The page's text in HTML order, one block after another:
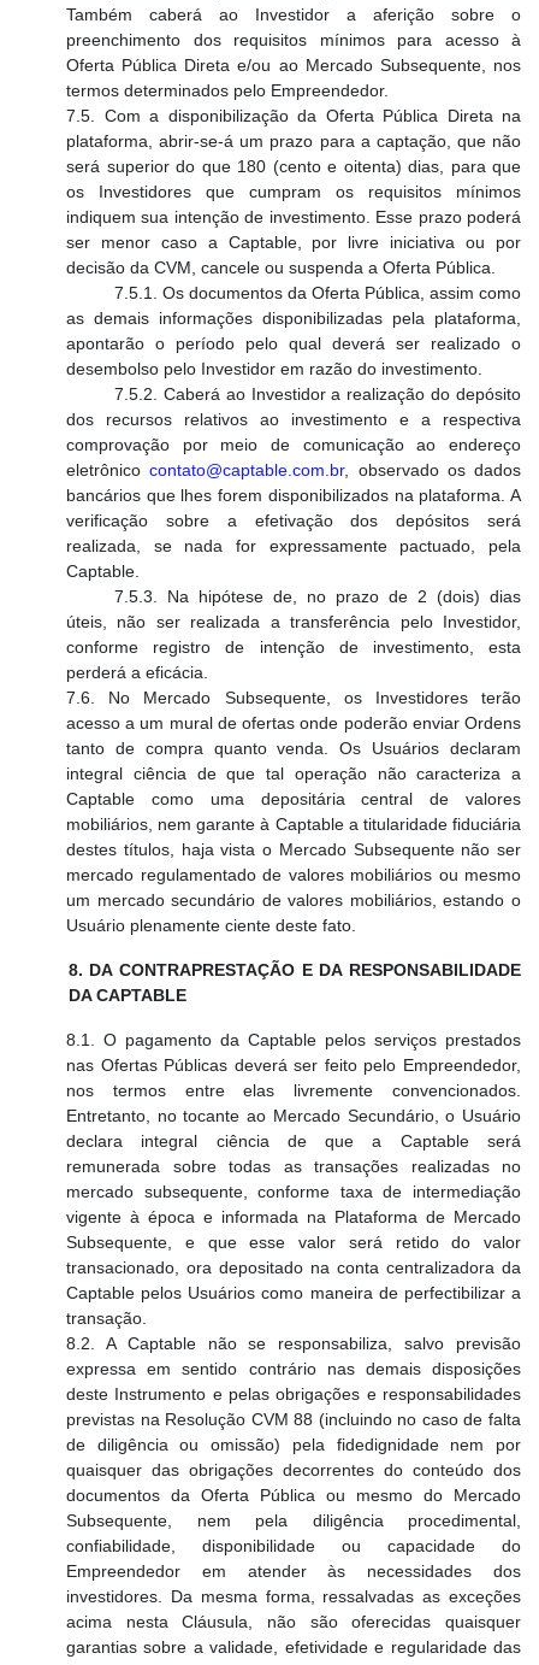
Também caberá ao Investidor a aferição sobre o
preenchimento dos requisitos mínimos para acesso à
Oferta Pública Direta e/ou ao Mercado Subsequente, nos
termos determinados pelo Empreendedor.
7.5. Com a disponibilização da Oferta Pública Direta na
plataforma, abrir-se-á um prazo para a captação, que não
será superior do que 180 (cento e oitenta) dias, para que
os Investidores que cumpram os requisitos mínimos
indiquem sua intenção de investimento. Esse prazo poderá
ser menor caso a Captable, por livre iniciativa ou por
decisão da CVM, cancele ou suspenda a Oferta Pública.
7.5.1. Os documentos da Oferta Pública, assim como
as demais informações disponibilizadas pela plataforma,
apontarão o período pelo qual deverá ser realizado o
desembolso pelo Investidor em razão do investimento.
7.5.2. Caberá ao Investidor a realização do depósito
dos recursos relativos ao investimento e a respectiva
comprovação por meio de comunicação ao endereço
eletrônicocontato@captable.com.br, observado os dados
bancários que lhes forem disponibilizados na plataforma. A
verificação sobre a efetivação dos depósitos será
realizada, se nada for expressamente pactuado, pela
Captable.
7.5.3. Na hipótese de, no prazo de 2 (dois) dias
úteis, não ser realizada a transferência pelo Investidor,
conforme registro de intenção de investimento, esta
perderá a eficácia.
7.6. No Mercado Subsequente, os Investidores terão
acesso a um mural de ofertas onde poderão enviar Ordens
tanto de compra quanto venda. Os Usuários declaram
integral ciência de que tal operação não caracteriza a
Captable como uma depositária central de valores
mobiliários, nem garante à Captable a titularidade fiduciária
destes títulos, haja vista o Mercado Subsequente não ser
mercado regulamentado de valores mobiliários ou mesmo
um mercado secundário de valores mobiliários, estando o
Usuário plenamente ciente deste fato.
8. DA CONTRAPRESTAÇÃO E DA RESPONSABILIDADE
DA CAPTABLE
8.1. O pagamento da Captable pelos serviços prestados
nas Ofertas Públicas deverá ser feito pelo Empreendedor,
nos termos entre elas livremente convencionados.
Entretanto, no tocante ao Mercado Secundário, o Usuário
declara integral ciência de que a Captable será
remunerada sobre todas as transações realizadas no
mercado subsequente, conforme taxa de intermediação
vigente à época e informada na Plataforma de Mercado
Subsequente, e que esse valor será retido do valor
transacionado, ora depositado na conta centralizadora da
Captable pelos Usuários como maneira de perfectibilizar a
transação.
8.2. A Captable não se responsabiliza, salvo previsão
expressa em sentido contrário nas demais disposições
deste Instrumento e pelas obrigações e responsabilidades
previstas na Resolução CVM 88 (incluindo no caso de falta
de diligência ou omissão) pela fidedignidade nem por
quaisquer das obrigações decorrentes do conteúdo dos
documentos da Oferta Pública ou mesmo do Mercado
Subsequente, nem pela diligência procedimental,
confiabilidade, disponibilidade ou capacidade do
Empreendedor em atender às necessidades dos
investidores. Da mesma forma, ressalvadas as exceções
acima nesta Cláusula, não são oferecidas quaisquer
garantias sobre a validade, efetividade e regularidade das